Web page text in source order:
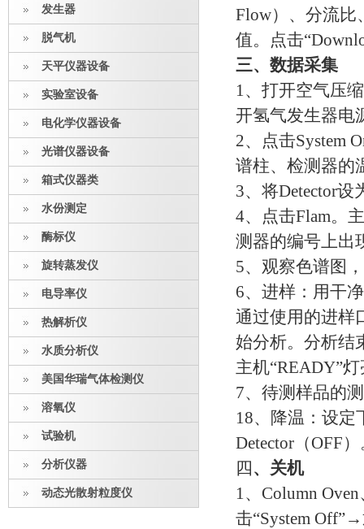
发生器
脱气机
天平仪器设备
实验室设备
电化学仪器设备
光谱仪器设备
箱式仪器类
水份测定
酶标仪
旋转蒸发仪
电导率仪
热解析仪
水质分析仪
美国华瑞气体检测仪
溶氧仪
试验机
分析仪器
动态光散射粒度仪
Flow）、分流比
值。点击
三、数据采集
1 、打开空气压
开氢气发生器电
2、点击System
谱柱、检测器的
3、将Detector设
4、点击Flam。
测器的编号上出
5、观察色谱图
6、进样：用干
通过使用的进样
始分析。分析结
主机“READY”灯
7、待测样品的
18、降温：设定
Detector （OFF
四 、关机
1 、 Column Oven
击“System Off”→